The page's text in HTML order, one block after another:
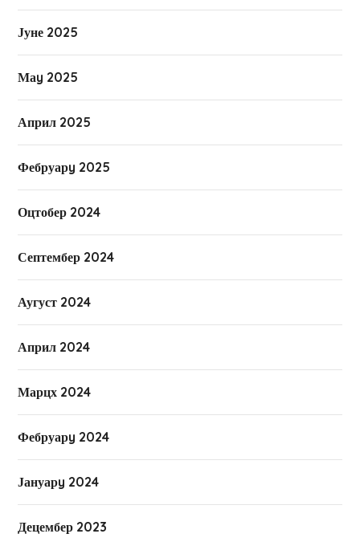
Јуне 2025
Маy 2025
Април 2025
Фебруарy 2025
Оцтобер 2024
Септембер 2024
Аугуст 2024
Април 2024
Марцх 2024
Фебруарy 2024
Јануарy 2024
Децембер 2023